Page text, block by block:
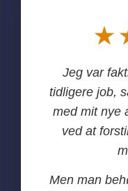
Jeg var
tidligere job,
med mit nye
ved at
Men man